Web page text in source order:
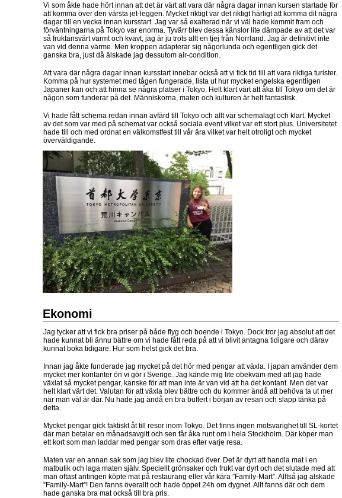
Vi som åkte hade hört innan att det är värt att vara där några dagar innan kursen startade för
att komma över den värsta jet-leggen. Mycket riktigt var det riktigt härligt att komma dit några
dagar till en vecka innan kursstart. Jag var så exalterad när vi väl hade kommit fram och
förväntningarna på Tokyo var enorma. Tyvärr blev dessa känslor lite dämpade av att det var
så fruktansvärt varmt och kvavt, jag är ju trots allt en tjej från Norrland. Jag är definitivt inte
van vid denna värme. Men kroppen adapterar sig någorlunda och egentligen gick det
ganska bra, just då älskade jag dessutom air-condition.
Att vara där några dagar innan kursstart innebar också att vi fick tid till att vara riktiga turister.
Komma på hur systemet med tågen fungerade, lista ut hur mycket engelska egentligen
Japaner kan och att hinna se några platser i Tokyo. Helt klart värt att åka till Tokyo om det är
någon som funderar på det. Människorna, maten och kulturen är helt fantastisk.
Vi hade fått schema redan innan avfärd till Tokyo och allt var schemalagt och klart. Mycket
av det som var med på schemat var också sociala event vilket var ett stort plus. Universitetet
hade till och med ordnat en välkomstfest till vår ära vilket var helt otroligt och mycket
överväldigande.
Ekonomi
Jag tycker att vi fick bra priser på både flyg och boende i Tokyo. Dock tror jag absolut att det
hade kunnat bli ännu bättre om vi hade fått reda på att vi blivit antagna tidigare och därav
kunnat boka tidigare. Hur som helst gick det bra.
Innan jag åkte funderade jag mycket på det hör med pengar att växla. I japan använder dem
mycket mer kontanter ön vi gör i Sverige. Jag kände mig lite obekväm med att jag hade
växlat så mycket pengar, kanske för att man inte är van vid att ha det kontant. Men det var
helt klart värt det. Valutan för att växla blev bättre och du kommer ändå att behöva ta ut mer
när man väl är där. Nu hade jag ändå en bra buffert i början av resan och slapp tänka på
detta.
Mycket pengar gick faktiskt åt till resor inom Tokyo. Det finns ingen motsvarighet till SL-kortet
där man betalar en månadsavgitt och sen får åka runt om i hela Stockholm. Där köper man
ett kort som man laddar med pengar som dras efter varje resa.
Maten var en annan sak som jag blev lite chockad över. Det är dyrt att handla mat i en
matbutik och laga maten själv. Speciellt grönsaker och frukt var dyrt och det slutade med att
man oftast antingen köpte mat på restaurang eller vår kära ”Family-Mart”. Alltså jag älskade
”Family-Mart”! Den fanns överallt och hade öppet 24h om dygnet. Allt fanns där och dem
hade ganska bra mat också till bra pris.